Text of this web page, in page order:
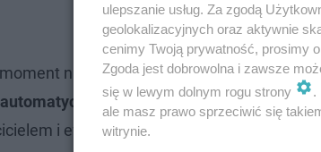
nie ma informacji o planowanych
zniknięcia marki z rynku.
W
i ewentualnie zmienioną strategią
ulepszanie usług. Za zgodą
geolokalizacyjnych oraz aktywnie
cenimy Twoją prywatność, prosimy
Zgoda jest dobrowolna i zawsze
się w lewym dolnym rogu strony
.
ale masz prawo sprzeciwić się
witrynie.